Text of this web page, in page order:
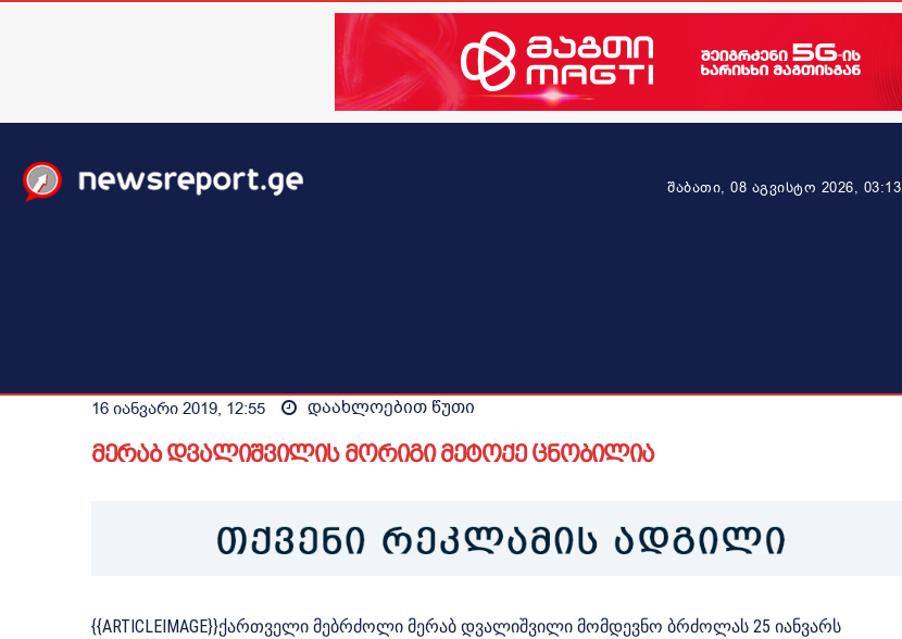
შაბათი, 08 აგვისტო 2026, 03:13
16 იანვარი 2019, 12:55 დაახლოებით წუთი
მერაბ დვალიშვილის მორიგი მეტოქე ცნობილია
{{ARTICLEIMAGE}}ქართველი მებრძოლი მერაბ დვალიშვილი მომდევნო ბრძოლას 25 იანვარს